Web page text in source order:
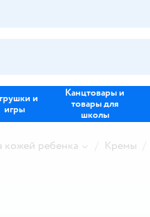
и
игры
Канцтовары и
товары для
школы
кожей ребенка Кремы